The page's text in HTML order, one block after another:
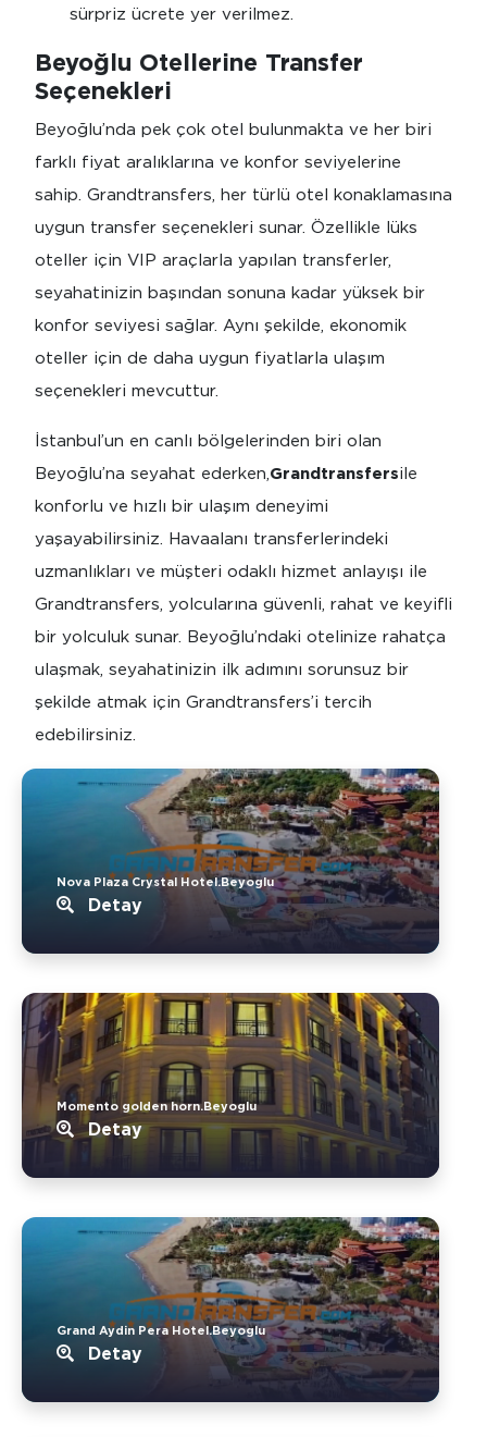
sürpriz ücrete yer verilmez.
Beyoğlu Otellerine Transfer
Seçenekleri
Beyoğlu’nda pek çok otel bulunmakta ve her biri
farklı fiyat aralıklarına ve konfor seviyelerine
sahip. Grandtransfers, her türlü otel konaklamasına
uygun transfer seçenekleri sunar. Özellikle lüks
oteller için VIP araçlarla yapılan transferler,
seyahatinizin başından sonuna kadar yüksek bir
konfor seviyesi sağlar. Aynı şekilde, ekonomik
oteller için de daha uygun fiyatlarla ulaşım
seçenekleri mevcuttur.
İstanbul’un en canlı bölgelerinden biri olan
Beyoğlu’na seyahat ederken, Grandtransfersile
konforlu ve hızlı bir ulaşım deneyimi
yaşayabilirsiniz. Havaalanı transferlerindeki
uzmanlıkları ve müşteri odaklı hizmet anlayışı ile
Grandtransfers, yolcularına güvenli, rahat ve keyifli
bir yolculuk sunar. Beyoğlu’ndaki otelinize rahatça
ulaşmak, seyahatinizin ilk adımını sorunsuz bir
şekilde atmak için Grandtransfers’i tercih
edebilirsiniz.
Nova Plaza Crystal Hotel.Beyoglu
Detay
Momento golden horn.Beyoglu
Detay
Grand Aydin Pera Hotel.Beyoglu
Detay